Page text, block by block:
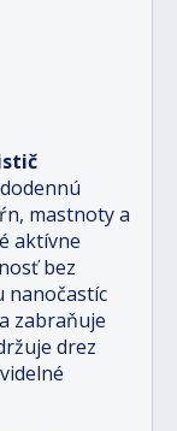
mastnoty a
aktívne
bez
nanočastíc
zabraňuje
drez